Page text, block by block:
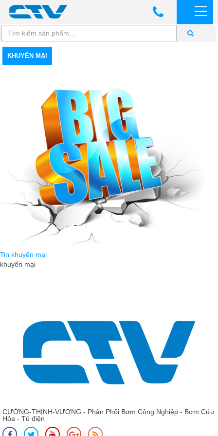
KHUYẾN MẠI
Tin khuyến mại
khuyến mại
CƯỜNG-THỊNH-VƯƠNG - Phân Phối Bơm Công Nghiệp - Bơm Cứu
Hỏa - Tủ điện